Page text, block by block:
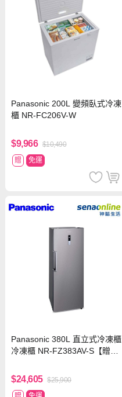
Panasonic 200L 變頻臥式冷凍
櫃 NR-FC206V-W
$9,966 $10,490
贈
免運
Panasonic 380L 直立式冷凍櫃
冷凍櫃 NR-FZ383AV-S【贈基
$24,605 $25,900